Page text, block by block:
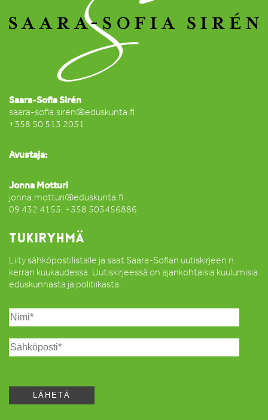
Saara-Sofia Sirén
saara-sofia.siren@eduskunta.fi
+358 50 513 2051
Avustaja:
Jonna Motturi
jonna.motturi@eduskunta.fi
09 432 4155, +358 503456886
TUKIRYHMÄ
Liity sähköpostilistalle ja saat Saara-Sofian uutiskirjeen n.
kerran kuukaudessa. Uutiskirjeessä on ajankohtaisia kuulumisia
eduskunnasta ja politiikasta.